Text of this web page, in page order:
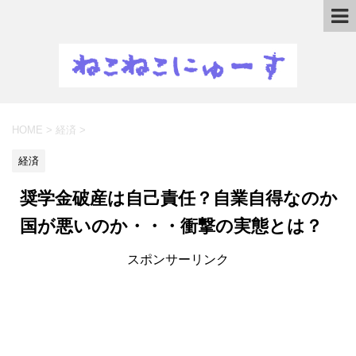
HOME > 経済 >
経済
奨学金破産は自己責任？自業自得なのか
国が悪いのか・・・衝撃の実態とは？
スポンサーリンク